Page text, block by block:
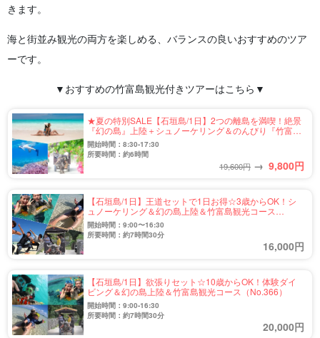
きます。
海と街並み観光の両方を楽しめる、バランスの良いおすすめのツア
ーです。
▼おすすめの竹富島観光付きツアーはこちら▼
★夏の特別SALE【石垣島/1日】2つの離島を満喫！絶景
『幻の島』上陸＋シュノーケリング＆のんびり『竹富
島』観光★写真無料（No.459）
開始時間：8:30-17:30
所要時間：約6時間
19,600円 → 9,800円
【石垣島/1日】王道セットで1日お得☆3歳からOK！シ
ュノーケリング＆幻の島上陸＆竹富島観光コース
（No.365）
開始時間：9:00〜16:30
所要時間：約7時間30分
16,000円
【石垣島/1日】欲張りセット☆10歳からOK！体験ダイ
ビング＆幻の島上陸＆竹富島観光コース（No.366）
開始時間：9:00-16:30
所要時間：約7時間30分
20,000円